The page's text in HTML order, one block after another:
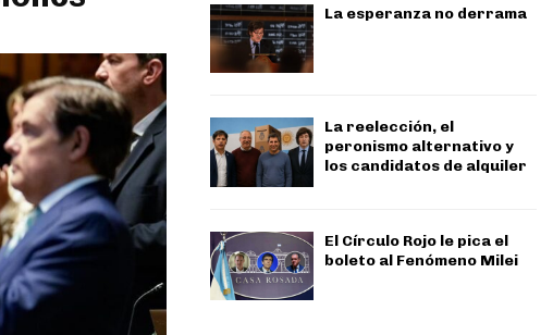
La esperanza no derrama
La reelección, el
peronismo alternativo y
los candidatos de alquiler
El Círculo Rojo le pica el
boleto al Fenómeno Milei